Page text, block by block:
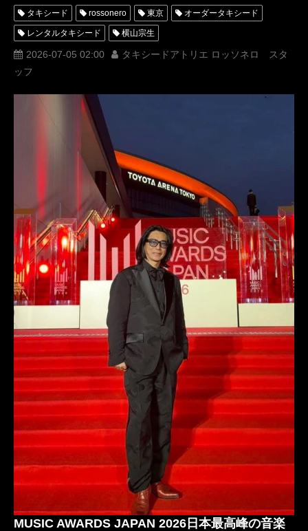
タキシード rossonero 東京 オーダータキシード
レンタルタキシード 横山宗生
タキシードアトリエロッソネロ 堂本光一 浜辺美波
MaisonMUNETAKAYOKOYAMA
日本ジュエリーベストドレッサー賞 前田敦子 松本まりか
田中岳志
2026-07-05 02:00
タキシードアトリエ ロッソネロ スタ
ッフ
MUSIC AWARDS JAPAN 2026日本最高峰の音楽